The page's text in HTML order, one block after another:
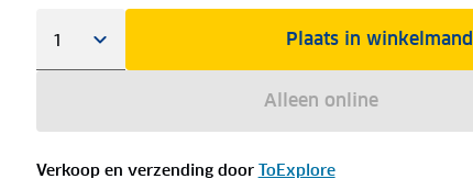
Plaats in winkelmand
Alleen online
Verkoop en verzending door ToExplore